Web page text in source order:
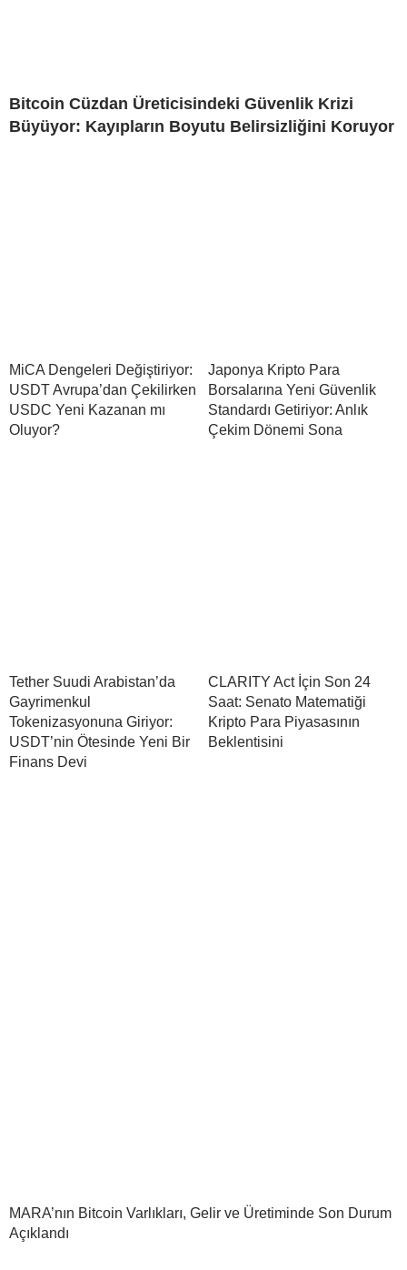
Bitcoin Cüzdan Üreticisindeki Güvenlik Krizi
Büyüyor: Kayıpların Boyutu Belirsizliğini Koruyor
MiCA Dengeleri Değiştiriyor:
USDT Avrupa’dan Çekilirken
USDC Yeni Kazanan mı
Oluyor?
Japonya Kripto Para
Borsalarına Yeni Güvenlik
Standardı Getiriyor: Anlık
Çekim Dönemi Sona
Tether Suudi Arabistan’da
Gayrimenkul
Tokenizasyonuna Giriyor:
USDT’nin Ötesinde Yeni Bir
Finans Devi
CLARITY Act İçin Son 24
Saat: Senato Matematiği
Kripto Para Piyasasının
Beklentisini
MARA’nın Bitcoin Varlıkları, Gelir ve Üretiminde Son Durum
Açıklandı